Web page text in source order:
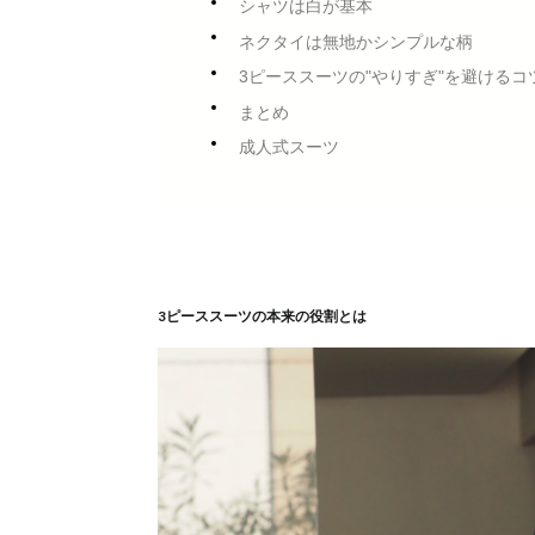
シャツは白が基本
ネクタイは無地かシンプルな柄
3ピーススーツの"やりすぎ"を避けるコ
まとめ
成人式スーツ
3ピーススーツの本来の役割とは